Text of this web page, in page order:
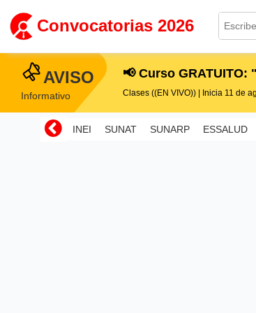
Convocatorias 2026
AVISO
Informativo
📢 Curso
Clases ((EN VIVO)) | Inicia 11 de
INEI SUNAT SUNARP ESSALUD